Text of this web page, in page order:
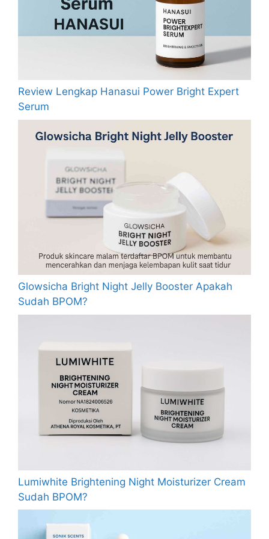
Review Lengkap Hanasui Power Bright Expert
Serum
Glowsicha Bright Night Jelly Booster Apakah
Sudah BPOM?
Lumiwhite Brightening Night Moisturizer Cream
Sudah BPOM?